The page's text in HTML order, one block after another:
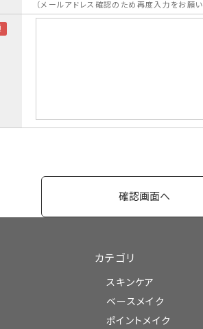
（メールアドレス確認のため再度入力をお願
カテゴリ
スキンケア
ベースメイク
ポイントメイク